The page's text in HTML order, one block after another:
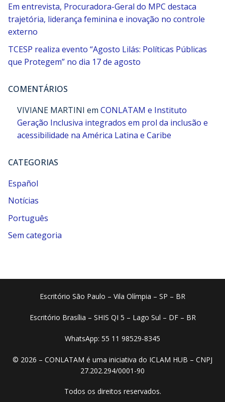
Em entrevista, Procuradora-Geral do MPC destaca
trajetória, liderança feminina e inovação no controle
externo
TCESP realiza evento “Agosto Lilás: Políticas Públicas
que Protegem” no dia 17 de agosto
COMENTÁRIOS
VIVIANE MARTINI em CONLATAM e Instituto
Geração Inclusiva integrados em prol da inclusão e
acessibilidade na América Latina e Caribe
CATEGORIAS
Español
Notícias
Português
Sem categoria
Escritório São Paulo – Vila Olímpia – SP – BR
Escritório Brasília – SHIS QI 5 – Lago Sul – DF – BR
WhatsApp: 55 11 98529-8345
© 2026 – CONLATAM é uma iniciativa do ICLAM HUB – CNPJ
27.202.294/0001-90
Todos os direitos reservados.​